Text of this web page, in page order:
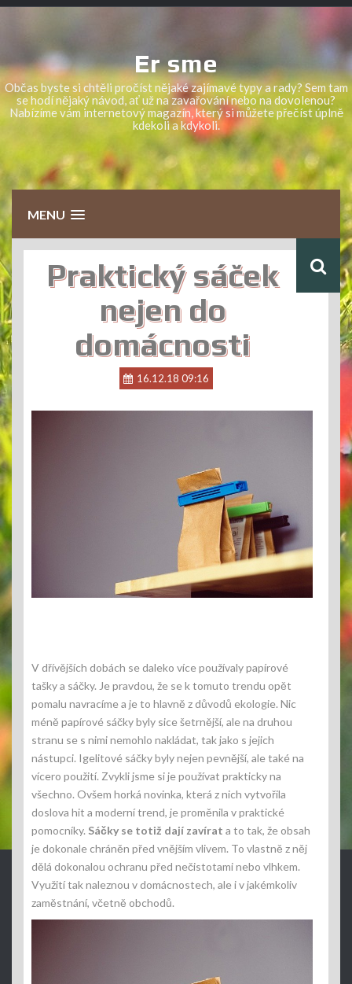
Skip
Er sme
Občas byste si chtěli pročíst nějaké zajímavé typy a rady? Sem tam
se hodí nějaký návod, ať už na zavařování nebo na dovolenou?
Nabízíme vám internetový magazín, který si můžete přečíst úplně
kdekoli a kdykoli.
MENU
Praktický sáček
nejen do
domácnosti
16.12.18 09:16
V dřívějších dobách se daleko více používaly papírové
tašky a sáčky. Je pravdou, že se k tomuto trendu opět
pomalu navracíme a je to hlavně z důvodů ekologie. Nic
méně papírové sáčky byly sice šetrnější, ale na druhou
stranu se s nimi nemohlo nakládat, tak jako s jejich
nástupci. Igelitové sáčky byly nejen pevnější, ale také na
vícero použití. Zvykli jsme si je používat prakticky na
všechno. Ovšem horká novinka, která z nich vytvořila
doslova hit a moderní trend, je proměnila v praktické
pomocníky. Sáčky se totiž dají zavírat a to tak, že obsah
je dokonale chráněn před vnějším vlivem. To vlastně z něj
dělá dokonalou ochranu před nečistotami nebo vlhkem.
Využití tak naleznou v domácnostech, ale i v jakémkoliv
zaměstnání, včetně obchodů.